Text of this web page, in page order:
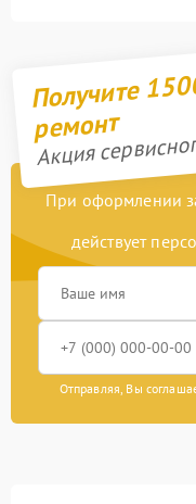
Получите
ремонт
Акция
При оформлении
действует
Отправляя, Вы